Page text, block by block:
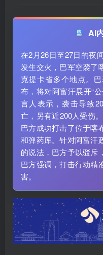
AI
在2月26日至27日的夜
发生交火，巴军空袭了
克提卡省多个地点。
布，将对阿富汗展开“
言人表示，袭击导致
亡，另有近200人受伤
巴方成功打击了位于喀
和弹药库。针对阿富汗
的说法，巴方予以驳斥
巴方强调，打击行动精
害。